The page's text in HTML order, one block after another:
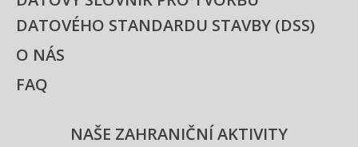
DATOVÉHO STANDARDU STAVBY (DSS)
O NÁS
FAQ
NAŠE ZAHRANIČNÍ AKTIVITY